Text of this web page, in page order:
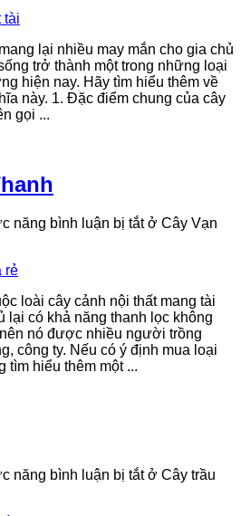
lại nhiều may mắn cho gia chủ
trở thành một trong những loại
hiện nay. Hãy tìm hiểu thêm về
này. 1. Đặc điểm chung của cây
gọi ...
năng bình luận bị tắtở Cây Vạn
loài cây cảnh nội thất mang tài
lại có khả năng thanh lọc không
nó được nhiều người trồng
công ty. Nếu có ý định mua loại
tìm hiểu thêm một ...
năng bình luận bị tắtở Cây trầu